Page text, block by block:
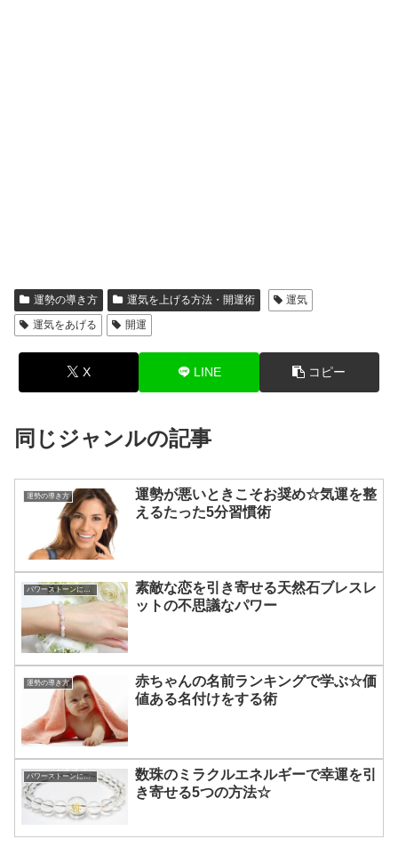
運勢の導き方 運気を上げる方法・開運術
運気
運気をあげる
開運
X LINE コピー
同じジャンルの記事
運勢の導き方
運勢が悪いときこそお奨め☆気運を整
えるたった5分習慣術
パワーストーンについて
素敵な恋を引き寄せる天然石ブレスレ
ットの不思議なパワー
運勢の導き方
赤ちゃんの名前ランキングで学ぶ☆価
値ある名付けをする術
パワーストーンについて
数珠のミラクルエネルギーで幸運を引
き寄せる5つの方法☆